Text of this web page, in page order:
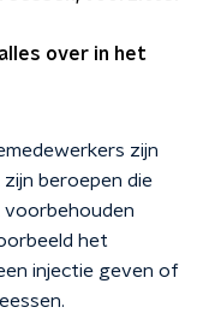
over in het
zijn
beroepen die
het
injectie geven of